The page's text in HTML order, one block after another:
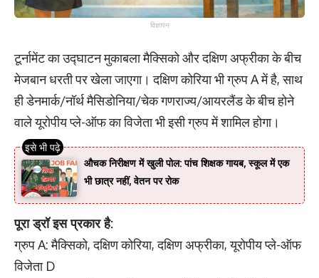
विज्ञापन
टूर्नामेंट का उद्घाटन मुकाबला मैक्सिको और दक्षिण अफ्रीका के बीच
मेजबान धरती पर खेला जाएगा। दक्षिण कोरिया भी ग्रुप A में है, साथ
ही डेनमार्क/नॉर्थ मैसिडोनिया/चेक गणराज्य/आयरलैंड के बीच होने
वाले यूरोपीय प्ले-ऑफ का विजेता भी इसी ग्रुप में शामिल होगा।
औचक निरीक्षण में खुली पोल: पांच शिक्षक गायब, स्कूल में एक
भी छात्र नहीं, वेतन पर रोक
पूरा ड्रॉ इस प्रकार है:
ग्रुप A: मैक्सिको, दक्षिण कोरिया, दक्षिण अफ्रीका, यूरोपीय प्ले-ऑफ
विजेता D